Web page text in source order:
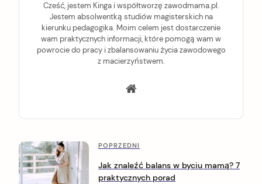
Cześć, jestem Kinga i współtworzę zawodmama.pl.
Jestem absolwentką studiów magisterskich na
kierunku pedagogika. Moim celem jest dostarczenie
wam praktycznych informacji, które pomogą wam w
powrocie do pracy i zbalansowaniu życia zawodowego
z macierzyństwem.
P
o
P
p
POPRZEDNI
Jak znaleźć balans w byciu mamą? 7
praktycznych porad